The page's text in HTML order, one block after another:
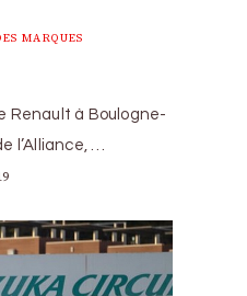
MARQUES
Renault à Boulogne-
l’Alliance, …